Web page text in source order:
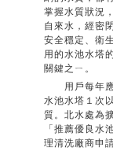
掌握水質狀況
自來水，經密
安全穩定、衛
用的水池水塔
關鍵之ㄧ。
用戶每年應
水池水塔１次
質。北水處為
「推薦優良水
理清洗廠商申